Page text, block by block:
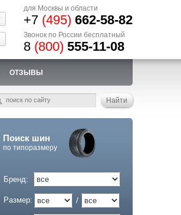
для Москвы и области
+7 (495) 662-58-82
Звонок по России бесплатный
8 (800) 555-11-08
ОТЗЫВЫ
Поиск шин
по типоразмеру
Бренд:
Размер: /